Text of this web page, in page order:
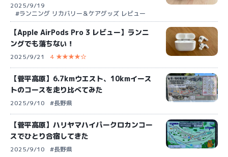
2025/9/19
#ランニング リカバリー＆ケアグッズ レビュー
【Apple AirPods Pro 3 レビュー】ランニ
ングでも落ちない！
2025/9/21 4 ★★★★☆
【菅平高原】6.7kmウエスト、10kmイース
トのコースを走り比べてみた
2025/9/10 #長野県
【菅平高原】ハリヤマハイパークロカンコー
スでひとり合宿してきた
2025/9/10 #長野県